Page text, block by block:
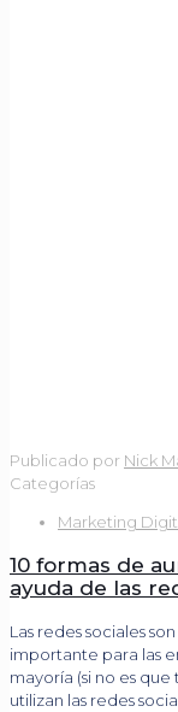
Publicado por Nick
Categorías
Marketing
10 formas de
ayuda de las
Las redes sociales
importante para las
mayoría (si no es
utilizan las redes